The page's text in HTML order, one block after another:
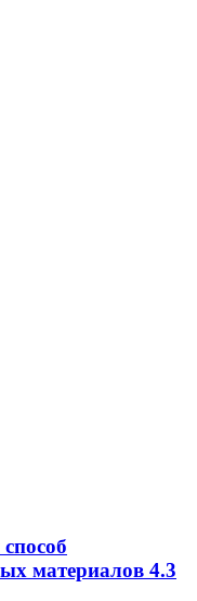
материалов 4.3